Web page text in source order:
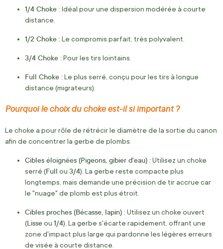
1/4 Choke : Idéal pour une dispersion modérée à courte
distance.
1/2 Choke : Le compromis parfait, très polyvalent.
3/4 Choke : Pour les tirs lointains.
Full Choke : Le plus serré, conçu pour les tirs à longue
distance (migrateurs).
Pourquoi le choix du choke est-il si important ?
Le choke a pour rôle de rétrécir le diamètre de la sortie du canon
afin de concentrer la gerbe de plombs.
Cibles éloignées (Pigeons, gibier d'eau) : Utilisez un choke
serré (Full ou 3/4). La gerbe reste compacte plus
longtemps, mais demande une précision de tir accrue car
le "nuage" de plomb est plus étroit.
Cibles proches (Bécasse, lapin) : Utilisez un choke ouvert
(Lisseou 1/4). La gerbe s'écarte rapidement, offrant une
zone d'impact plus large qui pardonne les légères erreurs
de visée à courte distance.